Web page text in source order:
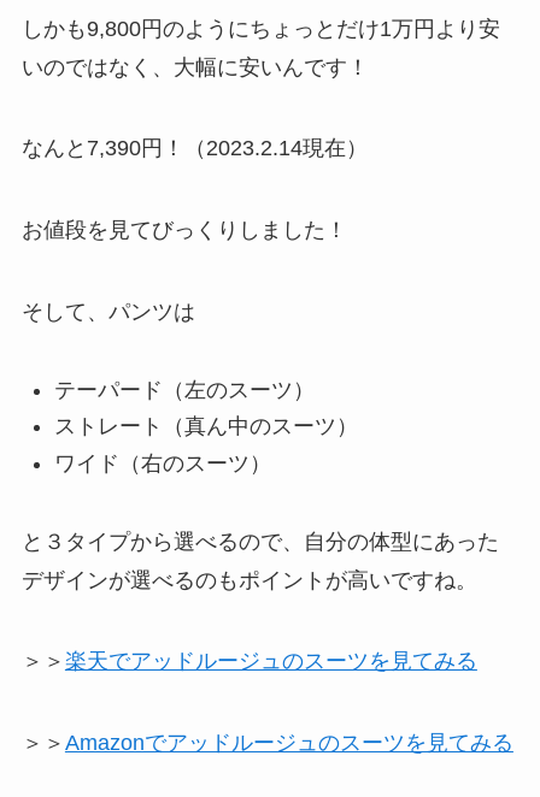
しかも9,800円のようにちょっとだけ1万円より安
いのではなく、大幅に安いんです！
なんと7,390円！（2023.2.14現在）
お値段を見てびっくりしました！
そして、パンツは
テーパード（左のスーツ）
ストレート（真ん中のスーツ）
ワイド（右のスーツ）
と３タイプから選べるので、自分の体型にあった
デザインが選べるのもポイントが高いですね。
＞＞ 楽天でアッドルージュのスーツを見てみる
＞＞ Amazonでアッドルージュのスーツを見てみる